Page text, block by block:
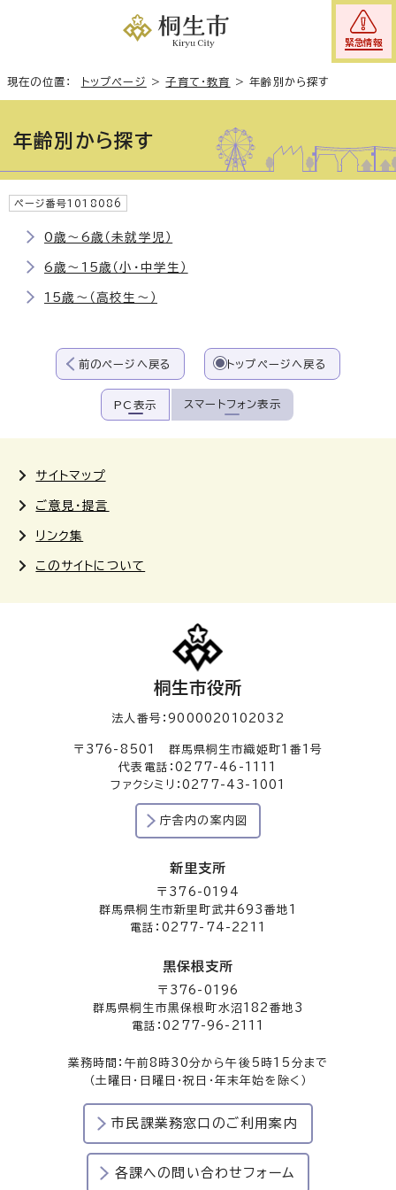
緊急情報
現在の位置： トップページ >子育て・教育 >年齢別から探す
年齢別から探す
ページ番号1018086
0歳～6歳（未就学児）
6歳～15歳（小・中学生）
15歳～（高校生～）
前のページへ戻る トップページへ戻る
PC表示 スマートフォン表示
サイトマップ
ご意見・提言
リンク集
このサイトについて
桐生市役所
法人番号：9000020102032
〒376-8501 群馬県桐生市織姫町1番1号
代表電話：0277-46-1111
ファクシミリ：0277-43-1001
庁舎内の案内図
新里支所
〒376-0194
群馬県桐生市新里町武井693番地1
電話：0277-74-2211
黒保根支所
〒376-0196
群馬県桐生市黒保根町水沼182番地3
電話：0277-96-2111
業務時間：午前8時30分から午後5時15分まで
（土曜日・日曜日・祝日・年末年始を除く）
市民課業務窓口のご利用案内
各課への問い合わせフォーム